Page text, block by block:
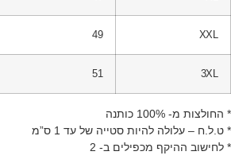
XXL
49
3XL
51
מ- 100% כותנה
ט.ל.ח – עלולה להיות סטייה של עד 1 ס”מ
לחישוב ההיקף מכפילים ב- 2